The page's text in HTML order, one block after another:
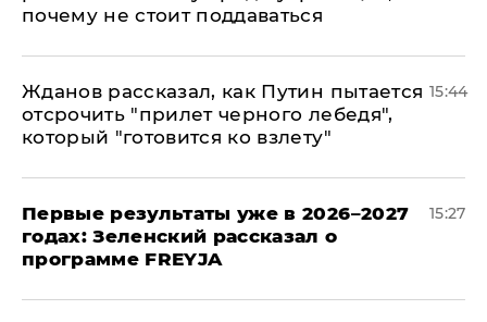
почему не стоит поддаваться
Жданов рассказал, как Путин пытается
отсрочить "прилет черного лебедя",
который "готовится ко взлету"
15:44
Первые результаты уже в 2026–2027
годах: Зеленский рассказал о
программе FREYJA
15:27